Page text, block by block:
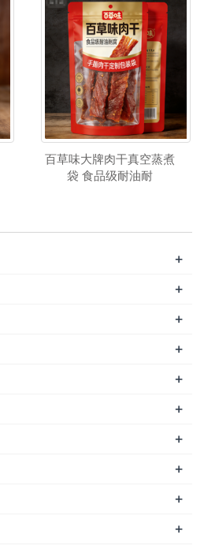
百草味大牌肉干真空蒸煮
袋 食品级耐油耐
+
+
+
+
+
+
+
+
+
+